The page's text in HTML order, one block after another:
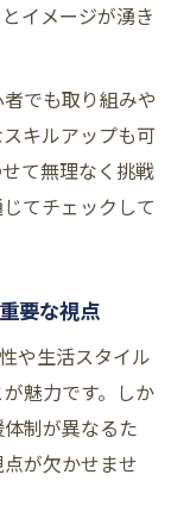
イメージが湧き
でも取り組みや
キルアップも可
て無理なく挑戦
てチェックして
要な視点
や生活スタイル
魅力です。しか
制が異なるた
が欠かせませ